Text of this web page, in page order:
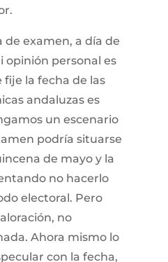
de examen, a día de
opinión personal es
fije la fecha de las
andaluzas es
un escenario
podría situarse
de mayo y la
no hacerlo
electoral. Pero
no
Ahora mismo lo
con la fecha,